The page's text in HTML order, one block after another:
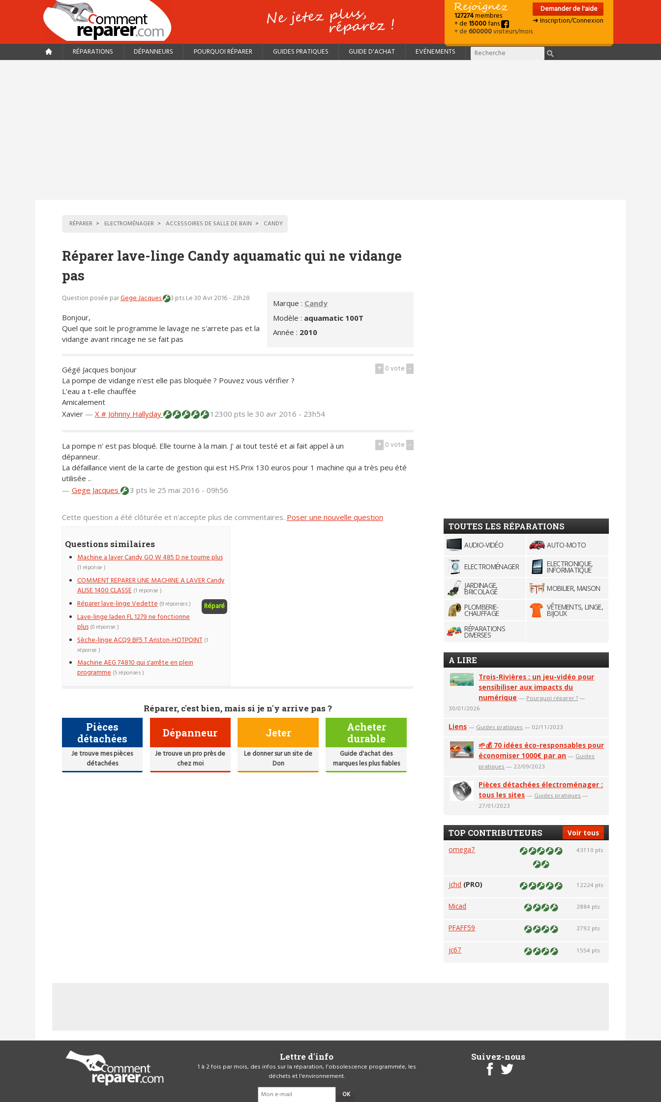
127274membres
+ de15000fans
+ de600000visiteurs/mois
Demander de l'aide
➜ Inscription/Connexion
RÉPARATIONS DÉPANNEURS POURQUOI RÉPARER GUIDES PRATIQUES GUIDE D'ACHAT EVÉNEMENTS
RÉPARER ELECTROMÉNAGER ACCESSOIRES DE SALLE DE BAIN CANDY
Réparer lave-linge Candy aquamatic qui ne vidange
pas
Marque : Candy
Modèle : aquamatic 100T
Année : 2010
Question posée parGege Jacques 3 ptsLe 30 Avr 2016 - 23h28
Bonjour,
Quel que soit le programme le lavage ne s'arrete pas et la
vidange avant rincage ne se fait pas
+ 0vote -
Gégé Jacques bonjour
La pompe de vidange n'est elle pas bloquée ? Pouvez vous vérifier ?
L'eau a t-elle chauffée
Amicalement
Xavier — X # Johnny Hallyday 12300 pts le 30 avr 2016 - 23h54
+ 0vote -
La pompe n' est pas bloqué. Elle tourne à la main. J' ai tout testé et ai fait appel à un
dépanneur.
La défaillance vient de la carte de gestion qui est HS.Prix 130 euros pour 1 machine qui a très peu été
utilisée ..
— Gege Jacques 3 pts le 25 mai 2016 - 09h56
Cette question a été clôturée et n'accepte plus de commentaires. Poser une nouvelle question
Questions similaires
Machine a laver Candy GO W 485 D ne tourne plus
(1 réponse )
COMMENT REPARER UNE MACHINE A LAVER Candy
ALISE 1400 CLASSE (1 réponse )
Réparer lave-linge Vedette Réparé
(9 réponses )
Lave-linge laden FL 1279 ne fonctionne
plus (0 réponse )
Sèche-linge ACQ9 BF5 T Ariston-HOTPOINT (1
réponse )
Machine AEG 74810 qui s'arrête en plein
programme (5 réponses )
Réparer, c'est bien, mais si je n'y arrive pas ?
Pièces
détachées
Je trouve mes pièces
détachées
Dépanneur
Je trouve un pro près de
chez moi
Jeter
Le donner sur un site de
Don
Acheter
durable
Guide d'achat des
marques les plus fiables
TOUTES LES RÉPARATIONS
AUDIO-VIDÉO AUTO-MOTO
ELECTROMÉNAGER ELECTRONIQUE,
INFORMATIQUE
JARDINAGE,
BRICOLAGE
MOBILIER, MAISON
PLOMBERIE-
CHAUFFAGE
VÊTEMENTS, LINGE,
BIJOUX
RÉPARATIONS
DIVERSES
A LIRE
Trois-Rivières : un jeu-vidéo pour
sensibiliser aux impacts du
numérique — Pourquoi réparer ? —
30/01/2026
Liens — Guides pratiques — 02/11/2023
🌱💰 70 idées éco-responsables pour
économiser 1000€ par an — Guides
pratiques — 22/09/2023
Pièces détachées électroménager :
tous les sites — Guides pratiques —
27/01/2023
Voir tous
TOP CONTRIBUTEURS
omega7 43110 pts
jchd (PRO) 12224 pts
Micad 2884 pts
PFAFF59 2792 pts
jc67 1554 pts
Lettre d'info
1 à 2 fois par mois, des infos sur la réparation, l'obsolescence programmée, les
déchets et l'environnement.
OK
Suivez-nous